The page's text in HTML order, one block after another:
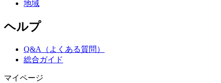
地域
ヘルプ
Q&A（よくある質問）
総合ガイド
マイページ